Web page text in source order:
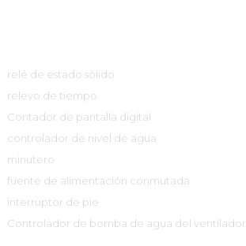
relé de estado sólido
relevo de tiempo
Contador de pantalla digital
controlador de nivel de agua
minutero
fuente de alimentación conmutada
interruptor de pie
Controlador de bomba de agua del ventilador